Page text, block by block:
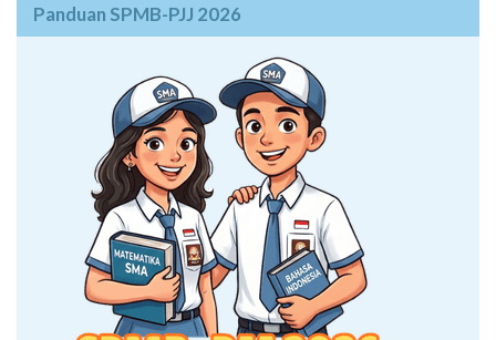
Panduan SPMB-PJJ 2026